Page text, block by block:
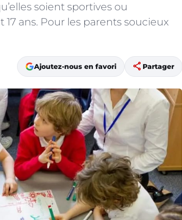
soient sportives ou
ans. Pour les parents soucieux
Ajoutez-nous en favori share Partager